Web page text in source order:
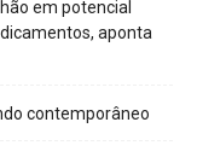
em potencial
aponta
contemporâneo